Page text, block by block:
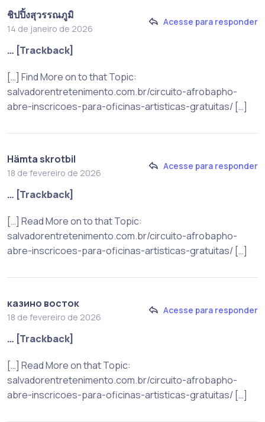
ชิปปิ้งสุวรรณภูมิ
14 de janeiro de 2026
Acesse para responder
… [Trackback]
[…] Find More on to that Topic:
salvadorentretenimento.com.br/circuito-afrobapho-
abre-inscricoes-para-oficinas-artisticas-gratuitas/ […]
Hämta skrotbil
18 de fevereiro de 2026
Acesse para responder
… [Trackback]
[…] Read More on to that Topic:
salvadorentretenimento.com.br/circuito-afrobapho-
abre-inscricoes-para-oficinas-artisticas-gratuitas/ […]
казино восток
18 de fevereiro de 2026
Acesse para responder
… [Trackback]
[…] Read More on that Topic:
salvadorentretenimento.com.br/circuito-afrobapho-
abre-inscricoes-para-oficinas-artisticas-gratuitas/ […]